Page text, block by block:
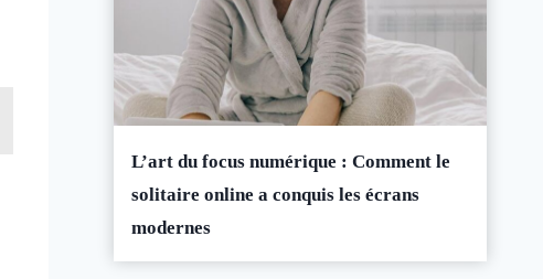
L’art du focus numérique : Comment le
solitaire online a conquis les écrans
modernes